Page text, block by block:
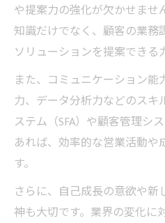
や提案力の強化が欠かせま
知識だけでなく、顧客の業
ソリューションを提案できる
また、コミュニケーション
力、データ分析力などのスキ
ステム（SFA）や顧客管理シ
あれば、効率的な営業活動や
す。
さらに、自己成長の意欲や
神も大切です。業界の変化に